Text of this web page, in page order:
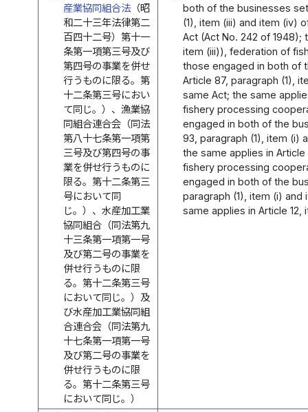
産業協同組合法（昭
和二十三年法律第二
百四十二号）第十一
条第一項第三号及び
第四号の事業を併せ
行うものに限る。第
十二条第三号におい
て同じ。）、漁業協
同組合連合会（同法
第八十七条第一項第
三号及び第四号の事
業を併せ行うものに
限る。第十二条第三
号において同
じ。）、水産加工業
協同組合（同法第九
十三条第一項第一号
及び第二号の事業を
併せ行うものに限
る。第十二条第三号
において同じ。）及
び水産加工業協同組
合連合会（同法第九
十七条第一項第一号
及び第二号の事業を
併せ行うものに限
る。第十二条第三号
において同じ。）
both of the businesses
(1), item (iii) and item (iv)
Act (Act No. 242 of 1948);
item (iii)), federation of
those engaged in both of
Article 87, paragraph (1),
same Act; the same
fishery processing
engaged in both of the
93, paragraph (1), item (i)
the same applies in
fishery processing
engaged in both of the
paragraph (1), item (i)
same applies in Article 12,